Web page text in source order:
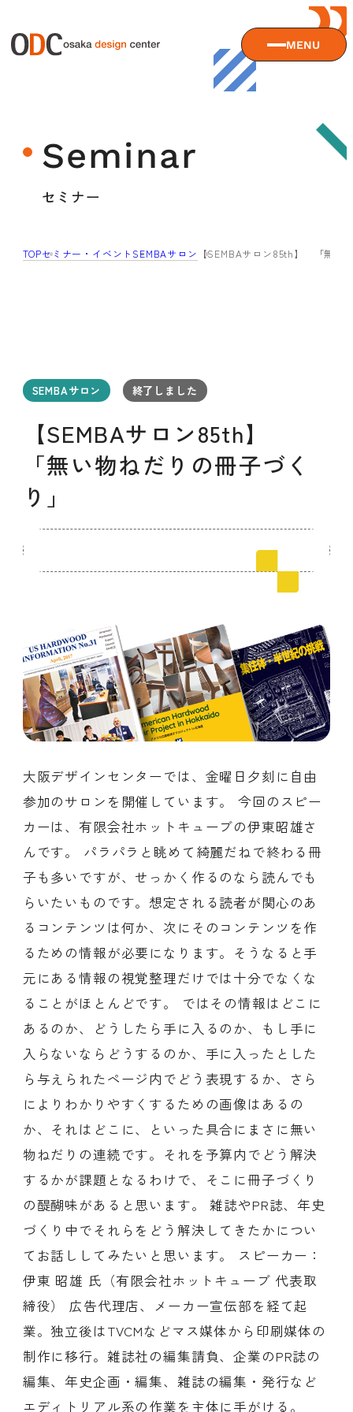
MENU
大阪デザインセンターとは
沿革
サービス
ODCデザイン相談デスク
企業研修
ODCビジネスマッチング
イベント
デザインコラム
よくある質問
メンバーシップの声
メルマガ登録
デザイン団体・機関一覧
関西デザイン学校一覧プライバシーポリシー
ソーシャルメディアポリシー
会員ログイン
デザイン相談
お問い合わせ
見学申込
ブランディングのご相談
ビジネスマッチングはこちら
サイトへ
Seminar
セミナー
TOPセミナー・イベント SEMBAサロン 【SEMBAサロン85th】 「無い
SEMBAサロン 終了しました
【SEMBAサロン85th】
「無い物ねだりの冊子づく
り」
大阪デザインセンターでは、金曜日夕刻に自由
参加のサロンを開催しています。 今回のスピー
カーは、有限会社ホットキューブの伊東昭雄さ
んです。 パラパラと眺めて綺麗だねで終わる冊
子も多いですが、せっかく作るのなら読んでも
らいたいものです。想定される読者が関心のあ
るコンテンツは何か、次にそのコンテンツを作
るための情報が必要になります。そうなると手
元にある情報の視覚整理だけでは十分でなくな
ることがほとんどです。 ではその情報はどこに
あるのか、どうしたら手に入るのか、もし手に
入らないならどうするのか、手に入ったとした
ら与えられたページ内でどう表現するか、さら
によりわかりやすくするための画像はあるの
か、それはどこに、といった具合にまさに無い
物ねだりの連続です。それを予算内でどう解決
するかが課題となるわけで、そこに冊子づくり
の醍醐味があると思います。 雑誌やPR誌、年史
づくり中でそれらをどう解決してきたかについ
てお話ししてみたいと思います。 スピーカー：
伊東 昭雄 氏（有限会社ホットキューブ 代表取
締役） 広告代理店、メーカー宣伝部を経て起
業。独立後はTVCMなどマス媒体から印刷媒体の
制作に移行。雑誌社の編集請負、企業のPR誌の
編集、年史企画・編集、雑誌の編集・発行など
エディトリアル系の作業を主体に手がける。